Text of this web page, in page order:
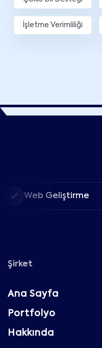
İşletme Verimliliği
Web Geliştirme
Şirket
Ana Sayfa
Portfolyo
Hakkında